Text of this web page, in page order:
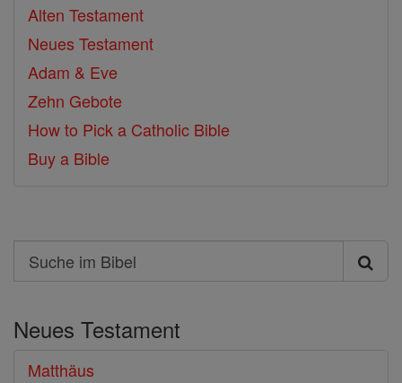
Alten Testament
Neues Testament
Adam & Eve
Zehn Gebote
How to Pick a Catholic Bible
Buy a Bible
Search
Suche
Bibel
Neues Testament
Matthäus